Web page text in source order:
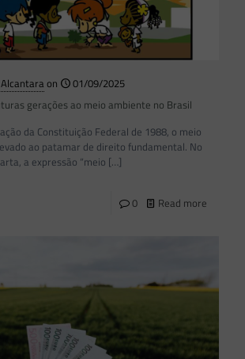
on
01/09/2025
gerações ao meio ambiente no Brasil
da Constituição Federal de 1988, o meio
ao patamar de direito fundamental. No
a expressão “meio […]
0 Read more